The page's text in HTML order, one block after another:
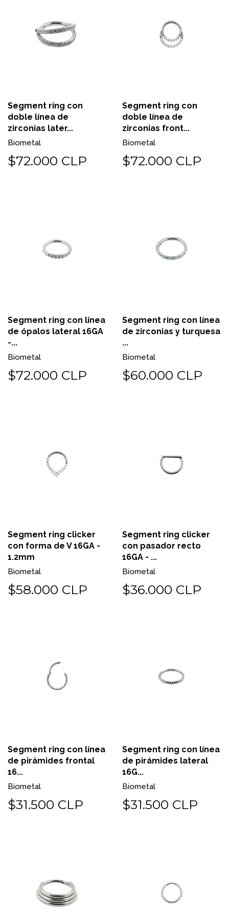
Segment ring con
doble línea de
zirconias later...
Biometal
$72.000 CLP
Segment ring con
doble línea de
zirconias front...
Biometal
$72.000 CLP
Segment ring con línea
de ópalos lateral 16GA
-...
Biometal
$72.000 CLP
Segment ring con línea
de zirconias y turquesa
...
Biometal
$60.000 CLP
Segment ring clicker
con forma de V 16GA -
1.2mm
Biometal
$58.000 CLP
Segment ring clicker
con pasador recto
16GA - ...
Biometal
$36.000 CLP
Segment ring con línea
de pirámides frontal
16...
Biometal
$31.500 CLP
Segment ring con línea
de pirámides lateral
16G...
Biometal
$31.500 CLP